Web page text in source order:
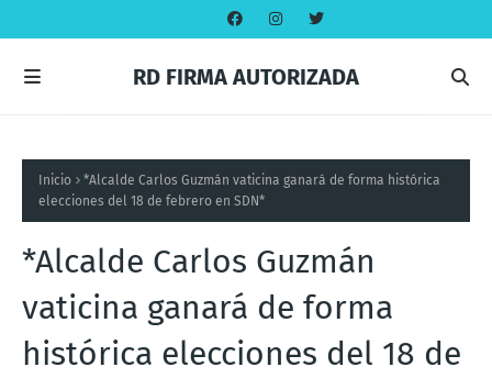
RD FIRMA AUTORIZADA
Inicio
*Alcalde Carlos Guzmán vaticina ganará de forma histórica
elecciones del 18 de febrero en SDN*
*Alcalde Carlos Guzmán
vaticina ganará de forma
histórica elecciones del 18 de